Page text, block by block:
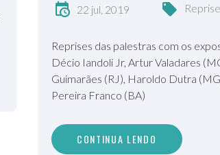
22 jul, 2019 Reprise
Reprises das palestras com os
Décio Iandoli Jr, Artur Valadares
Guimarães (RJ), Haroldo Dutra
Pereira Franco (BA)
CONTINUA LENDO